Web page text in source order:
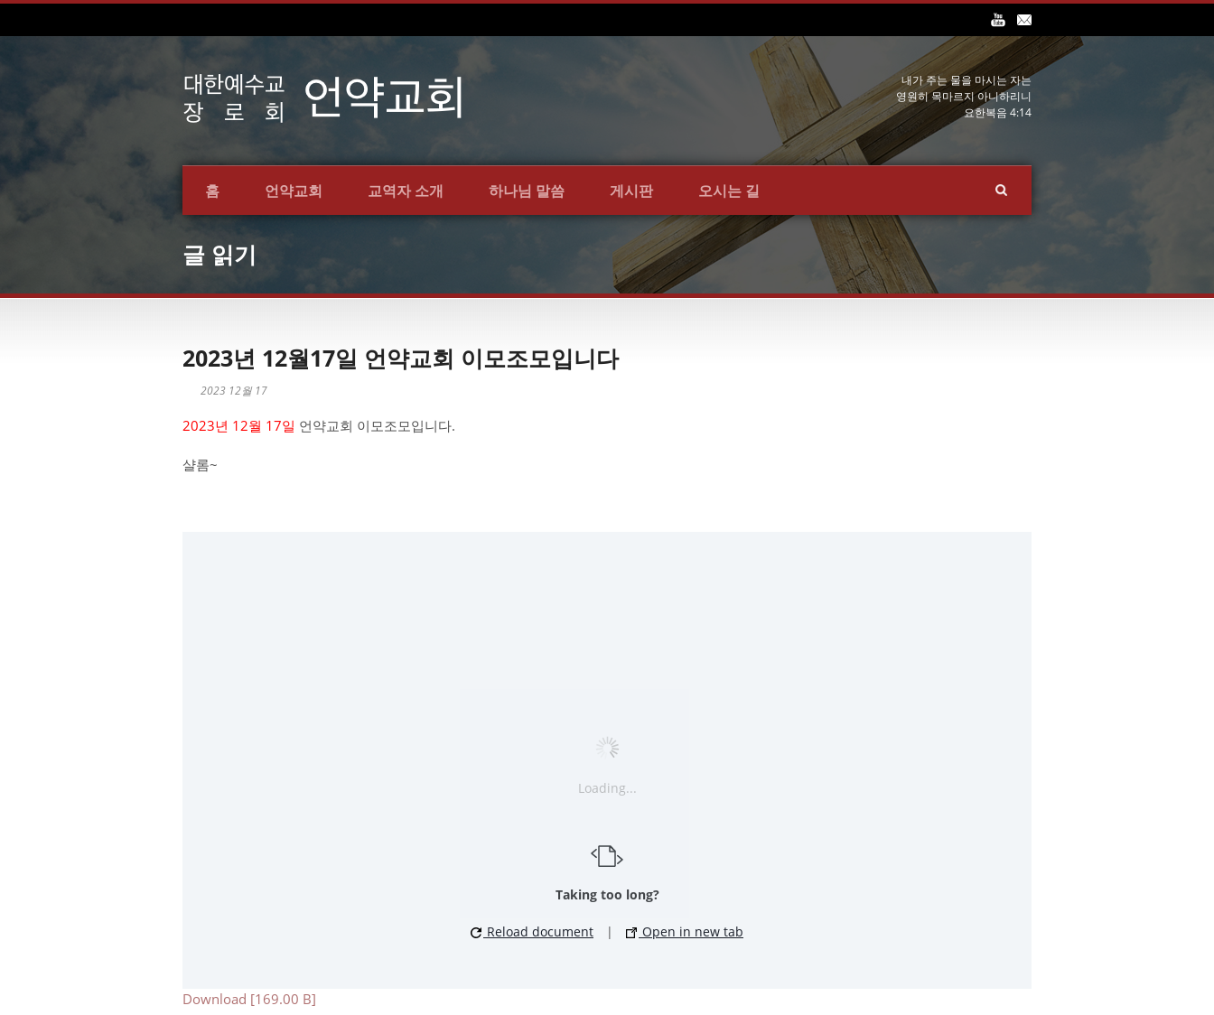
내가 주는 물을 마시는 자는
영원히 목마르지 아니하리니
요한복음 4:14
홈 언약교회 교역자 소개 하나님 말씀 게시판 오시는 길
글 읽기
2023년 12월17일 언약교회 이모조모입니다
2023 12월 17
2023년 12월 17일 언약교회 이모조모입니다.
샬롬~
Loading...
Taking too long?
Reload document | Open in new tab
Download [169.00 B]